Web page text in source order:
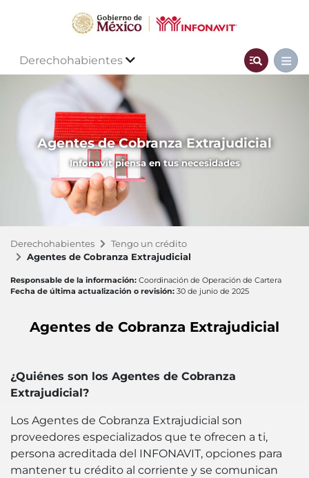
Derechohabientes
Agentes de Cobranza Extrajudicial
Infonavit piensa en tus necesidades
Derechohabientes
Tengo un crédito
Agentes de Cobranza Extrajudicial
Responsable de la información: Coordinación de Operación de Cartera
Fecha de última actualización o revisión: 30 de junio de 2025
Agentes de Cobranza Extrajudicial
¿Quiénes son los Agentes de Cobranza
Extrajudicial?
Los Agentes de Cobranza Extrajudicial son
proveedores especializados que te ofrecen a ti,
persona acreditada del INFONAVIT, opciones para
mantener tu crédito al corriente y se comunican